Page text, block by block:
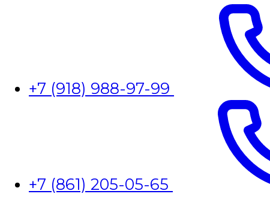
+7 (918) 988-97-99
+7 (861) 205-05-65